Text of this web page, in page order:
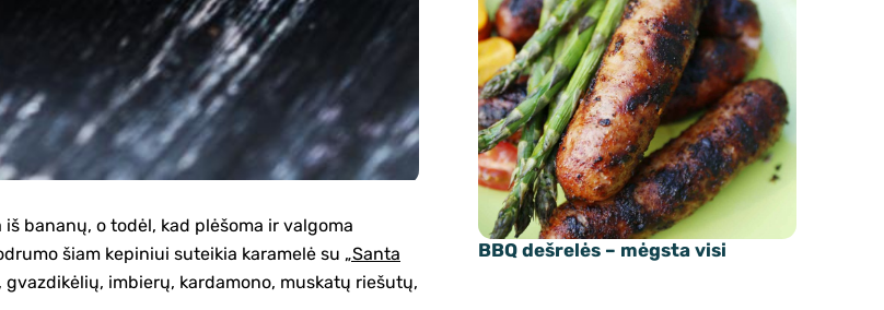
bananų, o todėl, kad plėšoma ir valgoma
šiam kepiniui suteikia karamelė su „Santa
gvazdikėlių, imbierų, kardamono, muskatų riešutų,
BBQ dešrelės – mėgsta visi